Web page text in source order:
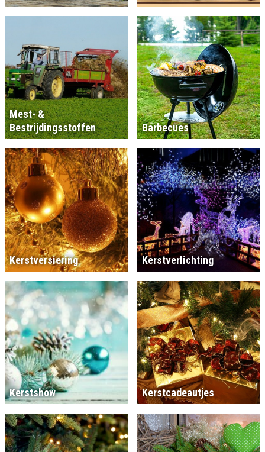
Mest- &
Bestrijdingsstoffen
Barbecues
Kerstversiering Kerstverlichting
Kerstshow Kerstcadeautjes